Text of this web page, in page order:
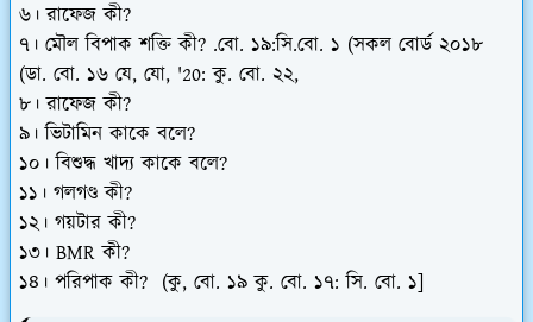
৬। রাফেজ কী?
৭। মৌল বিপাক শক্তি কী? .বো. ১৯:সি.বো. ১ (সকল বোর্ড ২০১৮
(ডা. বো. ১৬ যে, যো, '20: কু. বো. ২২,
৮। রাফেজ কী?
৯। ভিটামিন কাকে বলে?
১০। বিশুদ্ধ খাদ্য কাকে বলে?
১১। গলগণ্ড কী?
১২। গয়টার কী?
১৩। BMR কী?
১৪। পরিপাক কী? (কু, বো. ১৯ কু. বো. ১৭: সি. বো. ১]